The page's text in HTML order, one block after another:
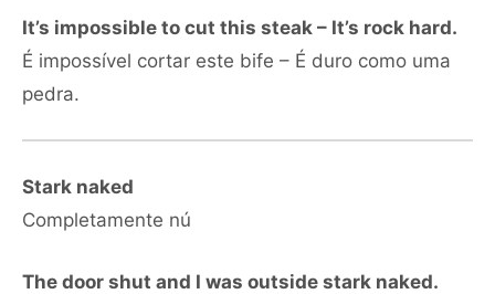
It’s impossible to cut this steak – It’s rock hard.
É impossível cortar este bife – É duro como uma
pedra.
Stark naked
Completamente nú
The door shut and I was outside stark naked.